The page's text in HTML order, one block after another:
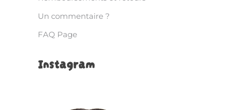
Un commentaire ?
FAQ Page
Instagram